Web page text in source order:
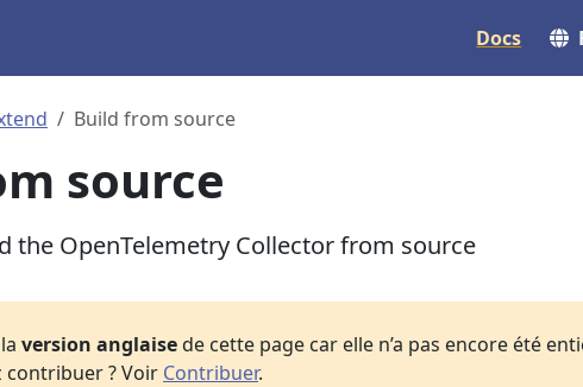
Docs
Build from source
source
the OpenTelemetry Collector from source
version anglaisede cette page car elle n’a pas encore été
contribuer ? Voir Contribuer.